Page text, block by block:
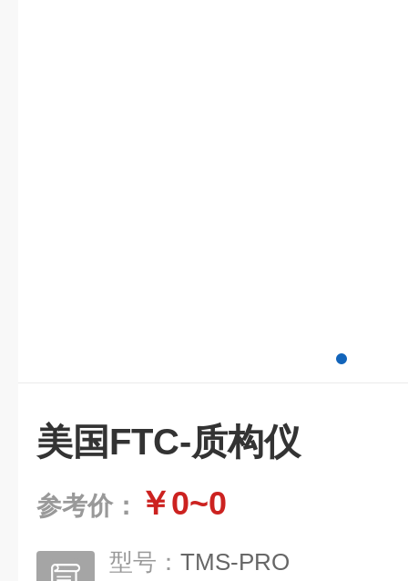
美国FTC-质构仪
参考价： ￥0~0
型号： TMS-PRO